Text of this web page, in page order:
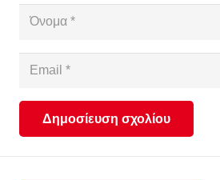
Δημοσίευση σχολίου